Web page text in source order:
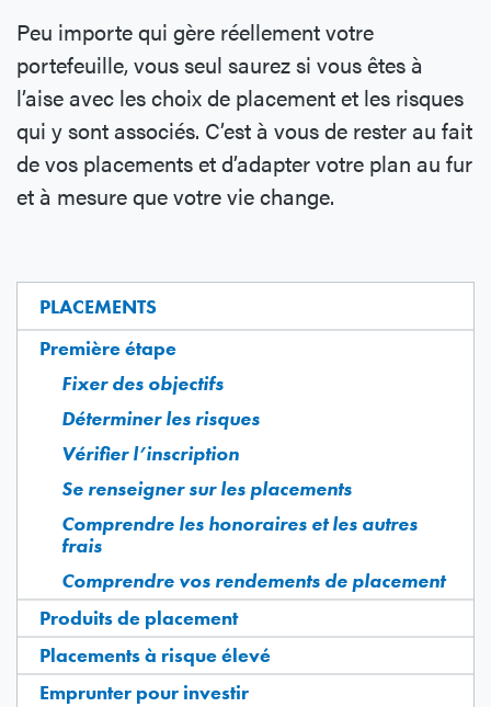
PLACEMENTS
Première étape
Fixer des objectifs
Déterminer les risques
Vérifier l’inscription
Se renseigner sur les placements
Comprendre les honoraires et les autres
frais
Comprendre vos rendements de placement
Produits de placement
Placements à risque élevé
Emprunter pour investir
Peu importe qui gère réellement votre
portefeuille, vous seul saurez si vous êtes à
l’aise avec les choix de placement et les risques
qui y sont associés. C’est à vous de rester au fait
de vos placements et d’adapter votre plan au fur
et à mesure que votre vie change.